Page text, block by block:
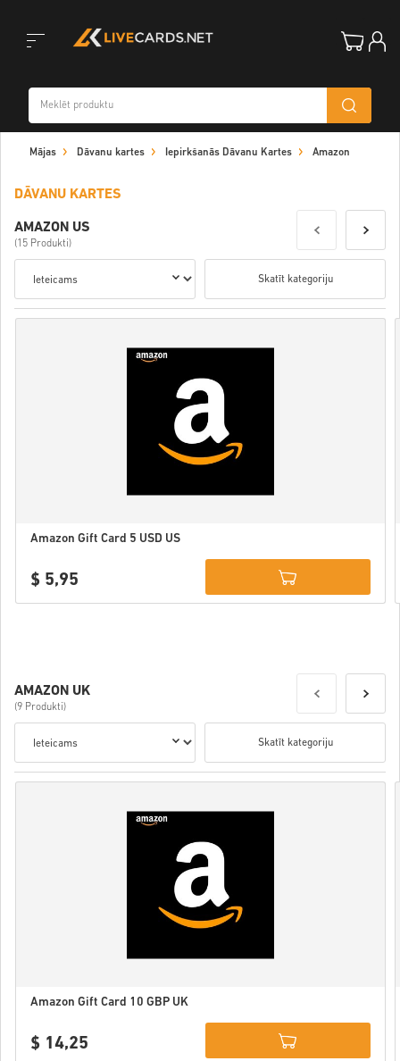
Mājas Dāvanu kartes Iepirkšanās Dāvanu Kartes Amazon
DĀVANU KARTES
AMAZON US
(15 Produkti)
Skatīt kategoriju
Amazon Gift Card 5 USD US
$ 5,95
AMAZON UK
(9 Produkti)
Skatīt kategoriju
Amazon Gift Card 10 GBP UK
$ 14,25